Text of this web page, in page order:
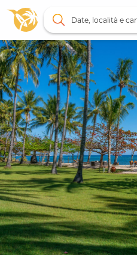
Date, località e